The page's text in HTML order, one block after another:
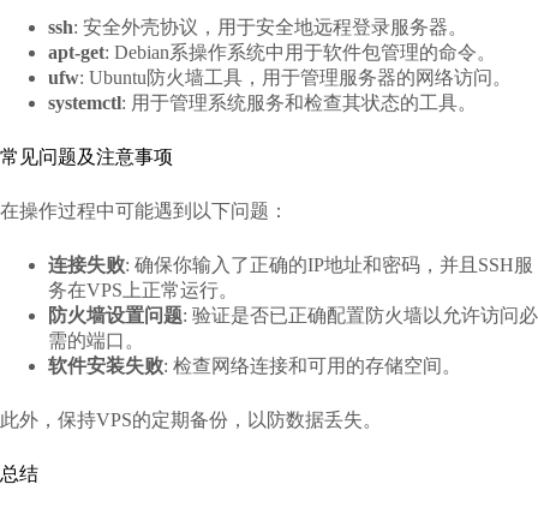
ssh: 安全外壳协议，用于安全地远程登录服务器。
apt-get: Debian系操作系统中用于软件包管理的命令。
ufw: Ubuntu防火墙工具，用于管理服务器的网络访问。
systemctl: 用于管理系统服务和检查其状态的工具。
常见问题及注意事项
在操作过程中可能遇到以下问题：
连接失败: 确保你输入了正确的IP地址和密码，并且SSH服
务在VPS上正常运行。
防火墙设置问题: 验证是否已正确配置防火墙以允许访问必
需的端口。
软件安装失败: 检查网络连接和可用的存储空间。
此外，保持VPS的定期备份，以防数据丢失。
总结